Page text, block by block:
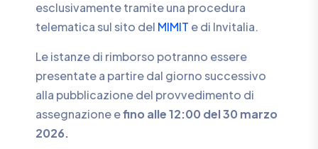
esclusivamente tramite una procedura
telematica sul sito del MIMIT e di Invitalia.
Le istanze di rimborso potranno essere
presentate a partire dal giorno successivo
alla pubblicazione del provvedimento di
assegnazione efino alle 12:00 del 30 marzo
2026.